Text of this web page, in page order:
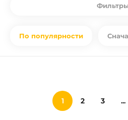
Фильтры
По популярности
1 2 3 ...